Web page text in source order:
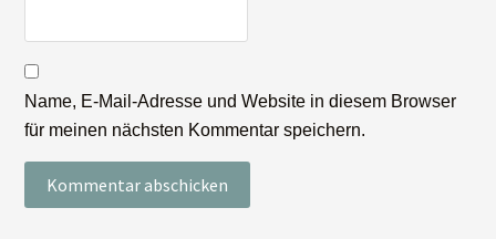
Name, E-Mail-Adresse und Website in diesem Browser
für meinen nächsten Kommentar speichern.